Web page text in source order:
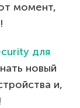
момент,
для
новый
и,